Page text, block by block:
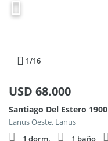
1/16
USD 68.000
Santiago Del Estero 1900
Lanus Oeste, Lanus
1 dorm.
1 baño